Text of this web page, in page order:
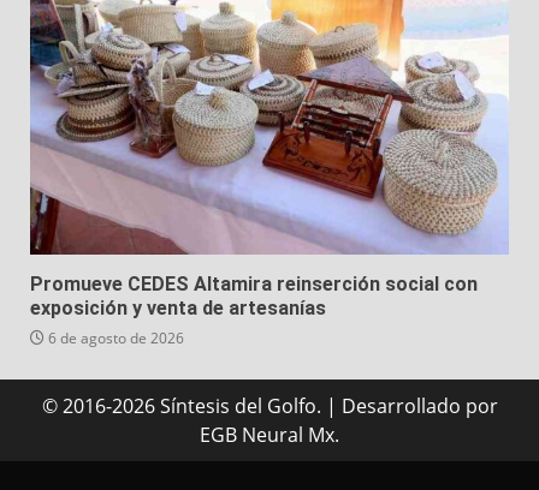
Promueve CEDES Altamira reinserción social con
exposición y venta de artesanías
6 de agosto de 2026
© 2016-2026 Síntesis del Golfo. | Desarrollado por
EGB Neural Mx.